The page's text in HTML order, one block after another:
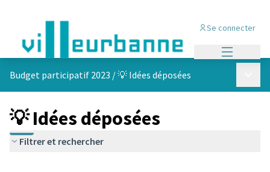
Se connecter
Budget participatif 2023 /💡 Idées déposées
💡 Idées déposées
Filtrer et rechercher